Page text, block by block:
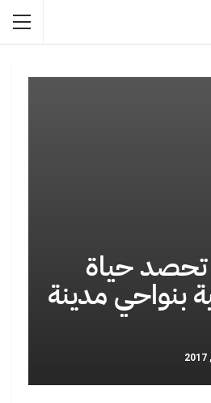
حياة
بنواحي مدينة